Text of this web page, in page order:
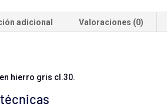
adicional Valoraciones (0)
hierro gris cl.30.